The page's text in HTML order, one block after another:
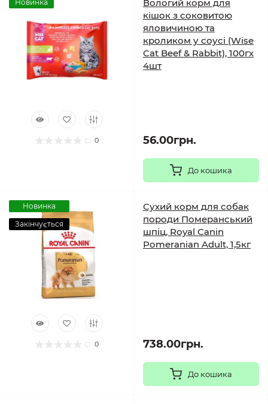
Новинка
0
Вологий корм для
кішок з соковитою
яловичиною та
кроликом у соусі (Wise
Cat Beef & Rabbit), 100гх
4шт
56.00грн.
До кошика
Новинка
Закінчується
0
Сухий корм для собак
породи Померанський
шпіц, Royal Canin
Pomeranian Adult, 1,5кг
738.00грн.
До кошика